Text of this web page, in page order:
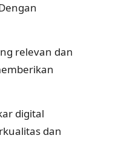
relevan dan
digital
dan